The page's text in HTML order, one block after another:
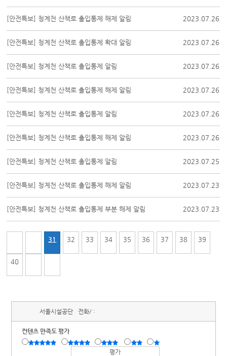
[안전특보] 청계천 산책로 출입통제 해제 알림 2023.07.26
[안전특보] 청계천 산책로 출입통제 확대 알림 2023.07.26
[안전특보] 청계천 산책로 출입통제 알림 2023.07.26
[안전특보] 청계천 산책로 출입통제 해제 알림 2023.07.26
[안전특보] 청계천 산책로 출입통제 알림 2023.07.26
[안전특보] 청계천 산책로 출입통제 해제 알림 2023.07.26
[안전특보] 청계천 산책로 출입통제 알림 2023.07.25
[안전특보] 청계천 산책로 출입통제 해제 알림 2023.07.23
[안전특보] 청계천 산책로 출입통제 부분 해제 알림 2023.07.23
31 32 33 34 35 36 37 38 39
40
서울시설공단 전화/ :
컨텐츠 만족도 평가